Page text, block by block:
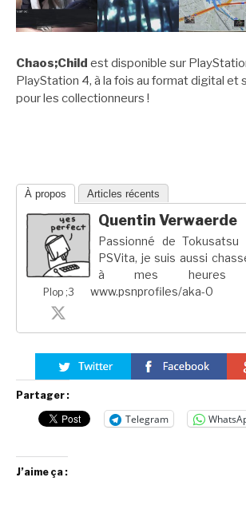
Chaos;Child est disponible sur
PlayStation 4, à la fois au format digital et
pour les collectionneurs !
À propos Articles récents
Plop ;3
Quentin Verwaerde
Passionné de
PSVita, je suis aussi
à mes heures
www.psnprofiles/aka-0
Partager :
Telegram
J’aime ça :